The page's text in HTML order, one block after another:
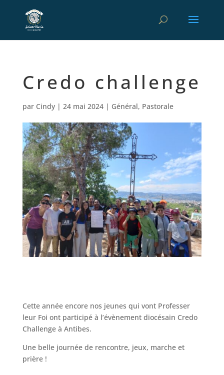
Credo challenge
par Cindy| 24 mai 2024| Général, Pastorale
Cette année encore nos jeunes qui vont Professer
leur Foi ont participé à l’évènement diocésain Credo
Challenge à Antibes.
Une belle journée de rencontre, jeux, marche et
prière !